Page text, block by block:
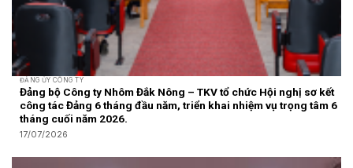
ĐẢNG ỦY CÔNG TY
Đảng bộ Công ty Nhôm Đắk Nông – TKV tổ chức Hội nghị sơ kết
công tác Đảng 6 tháng đầu năm, triển khai nhiệm vụ trọng tâm 6
tháng cuối năm 2026.
17/07/2026